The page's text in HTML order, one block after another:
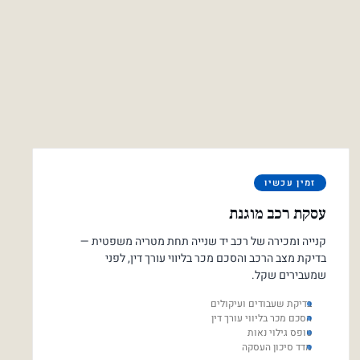
זמין עכשיו
עסקת רכב מוגנת
קנייה ומכירה של רכב יד שנייה תחת מטריה משפטית —
בדיקת מצב הרכב והסכם מכר בליווי עורך דין, לפני
שמעבירים שקל.
בדיקת שעבודים ועיקולים
הסכם מכר בליווי עורך דין
טופס גילוי נאות
מדד סיכון העסקה